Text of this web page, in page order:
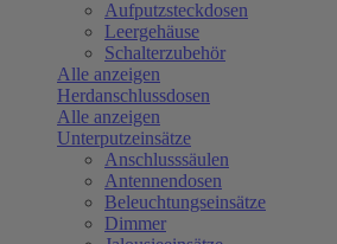
Aufputzsteckdosen
Leergehäuse
Schalterzubehör
Alle anzeigen
Herdanschlussdosen
Alle anzeigen
Unterputzeinsätze
Anschlusssäulen
Antennendosen
Beleuchtungseinsätze
Dimmer